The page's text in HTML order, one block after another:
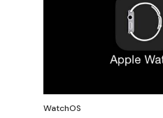
WatchOS